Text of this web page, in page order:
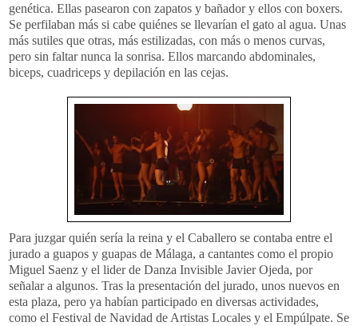
genética. Ellas pasearon con zapatos y bañador y ellos con boxers.
Se perfilaban más si cabe quiénes se llevarían el gato al agua. Unas
más sutiles que otras, más estilizadas, con más o menos curvas,
pero sin faltar nunca la sonrisa. Ellos marcando abdominales,
biceps, cuadriceps y depilación en las cejas.
Para juzgar quién sería la reina y el Caballero se contaba entre el
jurado a guapos y guapas de Málaga, a cantantes como el propio
Miguel Saenz y el lider de Danza Invisible Javier Ojeda, por
señalar a algunos. Tras la presentación del jurado, unos nuevos en
esta plaza, pero ya habían participado en diversas actividades,
como el Festival de Navidad de Artistas Locales y el Empúlpate. Se